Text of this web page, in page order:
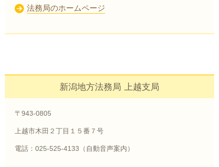
法務局のホームページ
新潟地方法務局 上越支局
〒943-0805
上越市木田２丁目１５番７号
電話：025-525-4133（自動音声案内）